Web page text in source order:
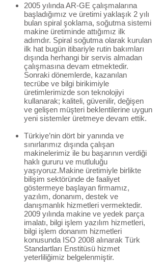
2005 yılında AR-GE çalışmalarına
başladığımız ve üretimi yaklaşık 2 yılı
bulan spiral şoklama, soğutma sistemi
makine üretiminde attığımız ilk
adımdır. Spiral soğutma olarak kurulan
ilk hat bugün itibariyle rutin bakımları
dışında herhangi bir servis almadan
çalışmasına devam etmektedir.
Sonraki dönemlerde, kazanılan
tecrübe ve bilgi birikimiyle
üretimlerimizde son teknolojiyi
kullanarak; kaliteli, güvenilir, değişen
ve gelişen müşteri beklentilerine uygun
yeni sistemler üretmeye devam ettik.
Türkiye’nin dört bir yanında ve
sınırlarımız dışında çalışan
makinelerimiz ile bu başarının verdiği
haklı gururu ve mutluluğu
yaşıyoruz.Makine üretimiyle birlikte
bilişim sektöründe de faaliyet
göstermeye başlayan firmamız,
yazılım, donanım, destek ve
danışmanlık hizmetleri vermektedir.
2009 yılında makine ve yedek parça
imalatı, bilgi işlem yazılım hizmetleri,
bilgi işlem donanım hizmetleri
konusunda ISO 2008 alınarak Türk
Standartları Enstitüsü hizmet
yeterliliğimiz belgelenmiştir.